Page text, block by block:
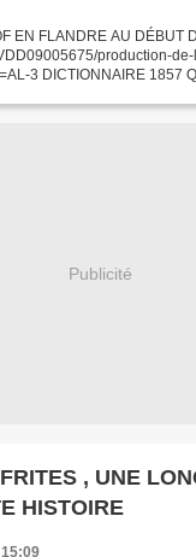
EN FLANDRE AU DÉBUT
production-
3 DICTIONNAIRE 1857
Publicité
, UNE
HISTOIRE